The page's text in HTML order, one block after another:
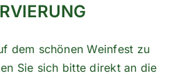
dem schönen Weinfest zu
Sie sich bitte direkt an die